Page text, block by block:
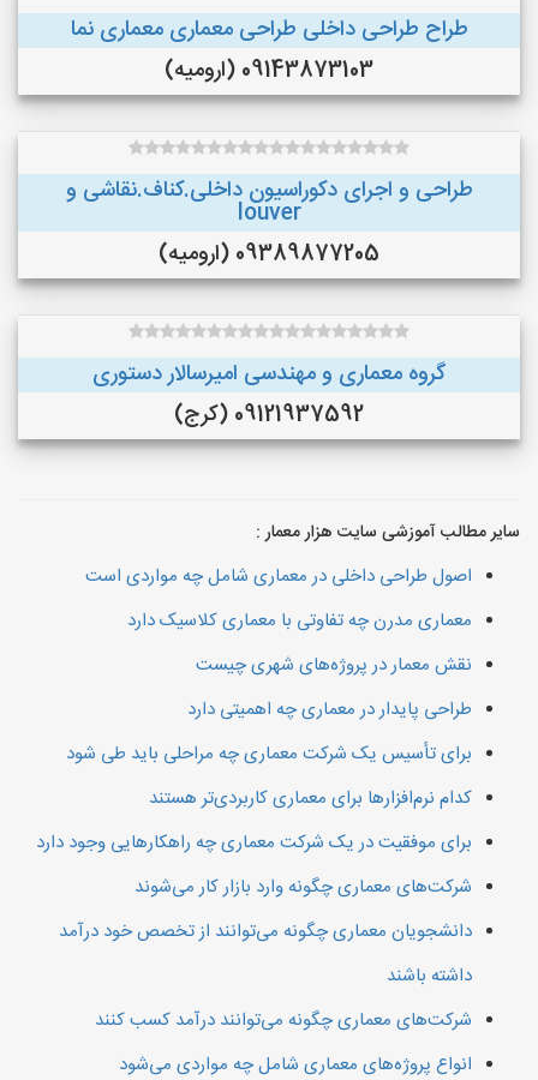
طراح طراحی داخلی طراحی معماری معماری نما
09143873103 (ارومیه)
طراحی و اجرای دکوراسیون داخلی.کناف.نقاشی و
louver
09389877205 (ارومیه)
گروه معماری و مهندسی امیرسالار دستوری
09121937592 (کرج)
سایر مطالب آموزشی سایت هزار معمار :
اصول طراحی داخلی در معماری شامل چه مواردی است
معماری مدرن چه تفاوتی با معماری کلاسیک دارد
نقش معمار در پروژه‌های شهری چیست
طراحی پایدار در معماری چه اهمیتی دارد
برای تأسیس یک شرکت معماری چه مراحلی باید طی شود
کدام نرم‌افزارها برای معماری کاربردی‌تر هستند
برای موفقیت در یک شرکت معماری چه راهکارهایی وجود دارد
شرکت‌های معماری چگونه وارد بازار کار می‌شوند
دانشجویان معماری چگونه می‌توانند از تخصص خود درآمد
داشته باشند
شرکت‌های معماری چگونه می‌توانند درآمد کسب کنند
انواع پروژه‌های معماری شامل چه مواردی می‌شود